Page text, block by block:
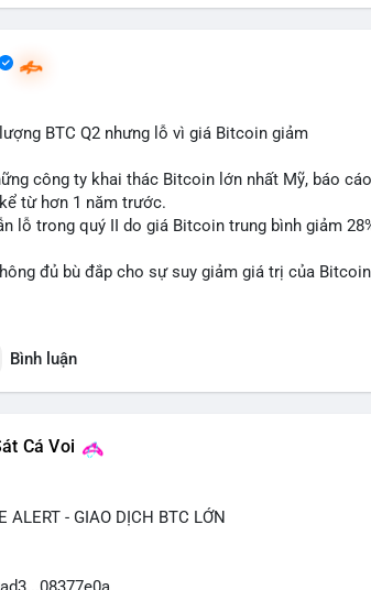
BTC Q2 nhưng lỗ vì giá Bitcoin giảm
công ty khai thác Bitcoin lớn nhất Mỹ, báo
từ hơn 1 năm trước.
lỗ trong quý II do giá Bitcoin trung bình giảm
đủ bù đắp cho sự suy giảm giá trị của
Bình luận
Cá Voi
ALERT - GIAO DỊCH BTC LỚN